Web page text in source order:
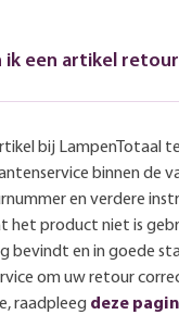
ik een artikel
bij LampenTotaal
binnen de
en verdere
het product niet is
bevindt en in goede
om uw retour
raadpleeg deze